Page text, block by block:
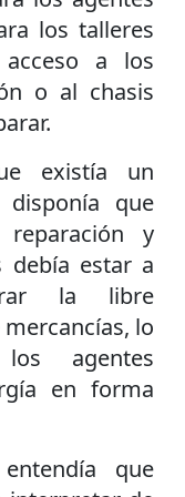
los talleres
a los
o al chasis
existía un
disponía que
y
debía estar a
la libre
lo
agentes
en forma
que